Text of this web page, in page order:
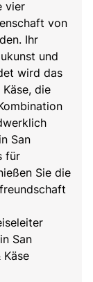
vier
von
Ihr
und
wird das
die
San
für
Sie die
San